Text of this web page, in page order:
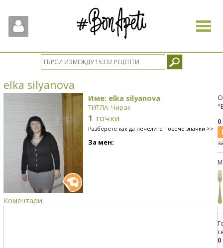
Toggle
elka silyanova
Име: elka silyanova
ТИТЛА: Чирак
1 точки
Разберете как да печелите повече значки >>
За мен:
Коментари
0